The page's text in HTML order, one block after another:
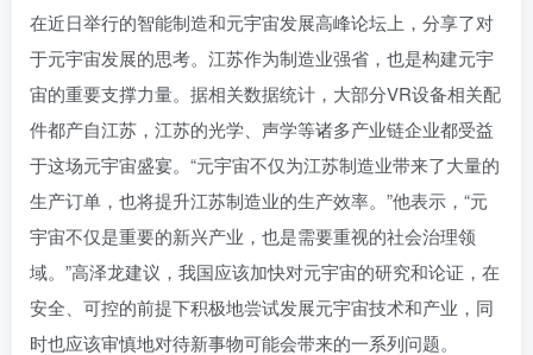
在近日举行的智能制造和元宇宙发展高峰论坛上，分享了对
于元宇宙发展的思考。江苏作为制造业强省，也是构建元宇
宙的重要支撑力量。据相关数据统计，大部分VR设备相关配
件都产自江苏，江苏的光学、声学等诸多产业链企业都受益
于这场元宇宙盛宴。“元宇宙不仅为江苏制造业带来了大量的
生产订单，也将提升江苏制造业的生产效率。”他表示，“元
宇宙不仅是重要的新兴产业，也是需要重视的社会治理领
域。”高泽龙建议，我国应该加快对元宇宙的研究和论证，在
安全、可控的前提下积极地尝试发展元宇宙技术和产业，同
时也应该审慎地对待新事物可能会带来的一系列问题。